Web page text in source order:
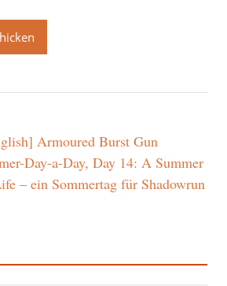
Armoured Burst Gun
Day-a-Day, Day 14: A Summer
– ein Sommertag für Shadowrun